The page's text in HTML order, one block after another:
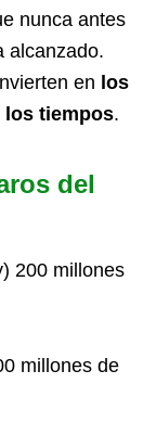
nunca antes
alcanzado.
en los
los tiempos.
del
200 millones
millones de